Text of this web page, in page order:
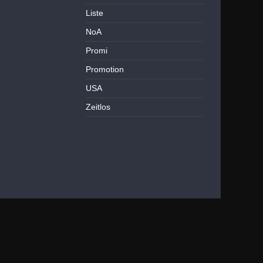
Liste
NoA
Promi
Promotion
USA
Zeitlos